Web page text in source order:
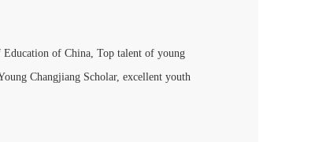
of China, Top talent of young
Changjiang Scholar, excellent youth